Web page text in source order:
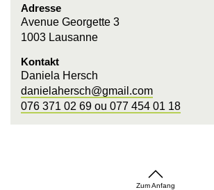
Adresse
Avenue Georgette 3
1003 Lausanne
Kontakt
Daniela Hersch
danielahersch@gmail.com
076 371 02 69 ou 077 454 01 18
Zum Anfang